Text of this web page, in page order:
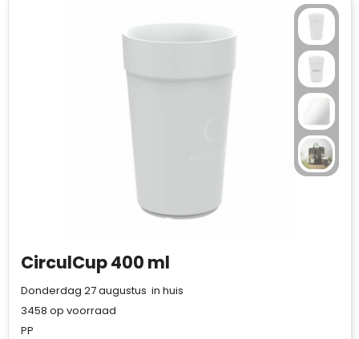
CirculCup 400 ml
Donderdag 27 augustus in huis
3458 op voorraad
PP